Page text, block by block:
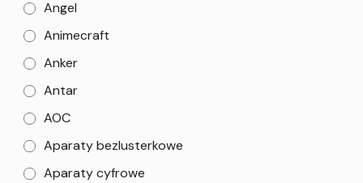
Angel
Animecraft
Anker
Antar
AOC
Aparaty bezlusterkowe
Aparaty cyfrowe